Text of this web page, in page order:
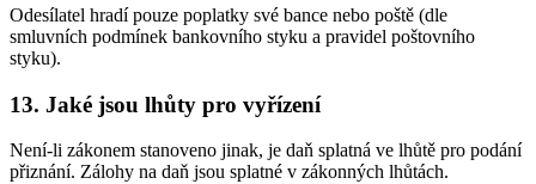
Odesílatel hradí pouze poplatky své bance nebo poště (dle
smluvních podmínek bankovního styku a pravidel poštovního
styku).
13. Jaké jsou lhůty pro vyřízení
Není-li zákonem stanoveno jinak, je daň splatná ve lhůtě pro podání
přiznání. Zálohy na daň jsou splatné v zákonných lhůtách.